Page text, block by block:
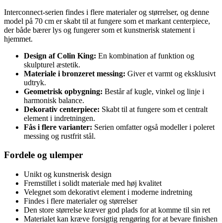
Interconnect-serien findes i flere materialer og størrelser, og denne
model på 70 cm er skabt til at fungere som et markant centerpiece,
der både bærer lys og fungerer som et kunstnerisk statement i
hjemmet.
Design af Colin King: En kombination af funktion og
skulpturel æstetik.
Materiale i bronzeret messing: Giver et varmt og eksklusivt
udtryk.
Geometrisk opbygning: Består af kugle, vinkel og linje i
harmonisk balance.
Dekorativ centerpiece: Skabt til at fungere som et centralt
element i indretningen.
Fås i flere varianter: Serien omfatter også modeller i poleret
messing og rustfrit stål.
Fordele og ulemper
Unikt og kunstnerisk design
Fremstillet i solidt materiale med høj kvalitet
Velegnet som dekorativt element i moderne indretning
Findes i flere materialer og størrelser
Den store størrelse kræver god plads for at komme til sin ret
Materialet kan kræve forsigtig rengøring for at bevare finishen